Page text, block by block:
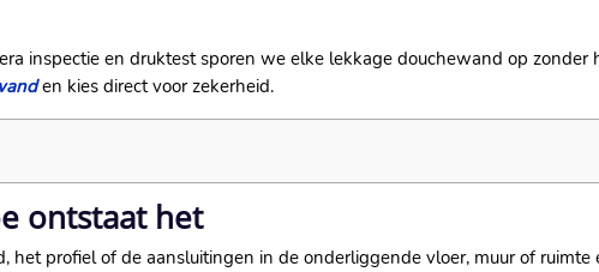
inspectie en druktest sporen we elke lekkage douchewand op zonder
en kies direct voor zekerheid.
ontstaat het
profiel of de aansluitingen in de onderliggende vloer, muur of ruimte